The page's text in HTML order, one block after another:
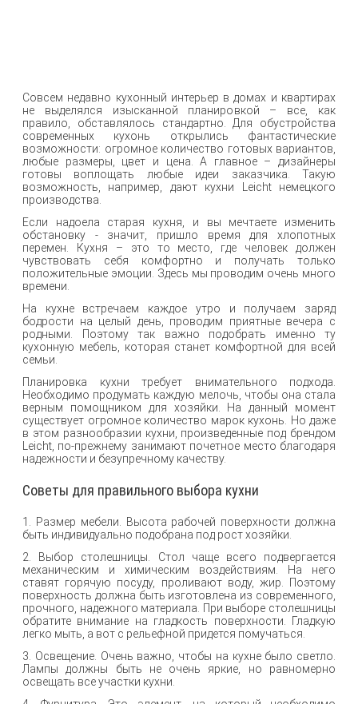
Совсем недавно кухонный интерьер в домах и квартирах
не выделялся изысканной планировкой – все, как
правило, обставлялось стандартно. Для обустройства
современных кухонь открылись фантастические
возможности: огромное количество готовых вариантов,
любые размеры, цвет и цена. А главное – дизайнеры
готовы воплощать любые идеи заказчика. Такую
возможность, например, дают кухни Leicht немецкого
производства.
Если надоела старая кухня, и вы мечтаете изменить
обстановку - значит, пришло время для хлопотных
перемен. Кухня – это то место, где человек должен
чувствовать себя комфортно и получать только
положительные эмоции. Здесь мы проводим очень много
времени.
На кухне встречаем каждое утро и получаем заряд
бодрости на целый день, проводим приятные вечера с
родными. Поэтому так важно подобрать именно ту
кухонную мебель, которая станет комфортной для всей
семьи.
Планировка кухни требует внимательного подхода.
Необходимо продумать каждую мелочь, чтобы она стала
верным помощником для хозяйки. На данный момент
существует огромное количество марок кухонь. Но даже
в этом разнообразии кухни, произведенные под брендом
Leicht, по-прежнему занимают почетное место благодаря
надежности и безупречному качеству.
Советы для правильного выбора кухни
1. Размер мебели. Высота рабочей поверхности должна
быть индивидуально подобрана под рост хозяйки.
2. Выбор столешницы. Стол чаще всего подвергается
механическим и химическим воздействиям. На него
ставят горячую посуду, проливают воду, жир. Поэтому
поверхность должна быть изготовлена из современного,
прочного, надежного материала. При выборе столешницы
обратите внимание на гладкость поверхности. Гладкую
легко мыть, а вот с рельефной придется помучаться.
3. Освещение. Очень важно, чтобы на кухне было светло.
Лампы должны быть не очень яркие, но равномерно
освещать все участки кухни.